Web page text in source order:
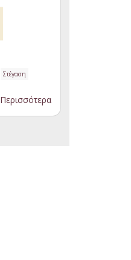
Στέγαση
Περισσότερα